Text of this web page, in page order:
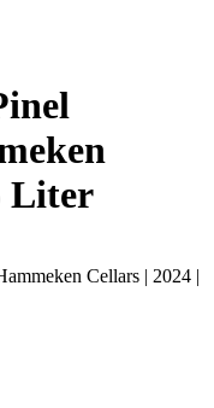
Liter